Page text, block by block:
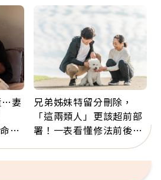
…妻
原
兄弟姊妹特留分刪除，
「這兩類人」更該超前部
署！一表看懂修法前後差
異：沒留遺囑手足反而分
更多